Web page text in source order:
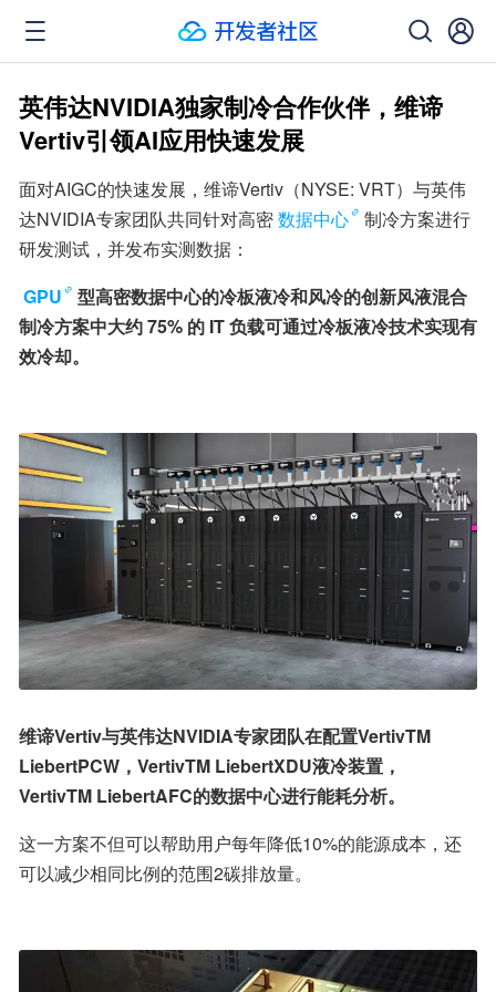
英伟达NVIDIA独家制冷合作伙伴，维谛
Vertiv引领AI应用快速发展
面对AIGC的快速发展，维谛Vertiv（NYSE: VRT）与英伟
达NVIDIA专家团队共同针对高密数据中心
制冷方案进行
研发测试，并发布实测数据：
GPU
型高密数据中心的冷板液冷和风冷的创新风液混合
制冷方案中大约 75% 的 IT 负载可通过冷板液冷技术实现有
效冷却。
维谛Vertiv与英伟达NVIDIA专家团队在配置VertivTM
LiebertPCW，VertivTM LiebertXDU液冷装置，
VertivTM LiebertAFC的数据中心进行能耗分析。
这一方案不但可以帮助用户每年降低10%的能源成本，还
可以减少相同比例的范围2碳排放量。